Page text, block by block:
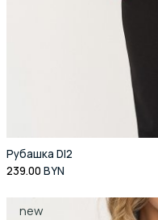
Рубашка DI2
239.00 BYN
new